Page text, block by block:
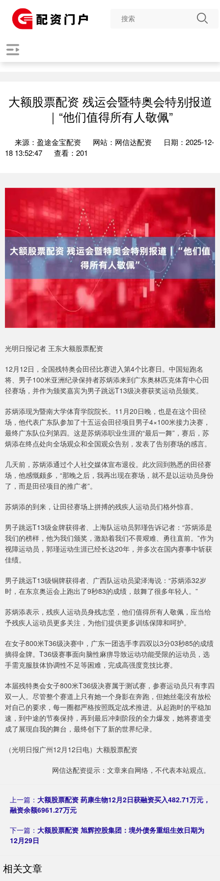
大额股票配资 残运会暨特奥会特别报道
｜“他们值得所有人敬佩”
来源：盈途金宝配资 网站：网信达配资
日期：2025-12-
18 13:52:47
查看：201
光明日报记者 王东大额股票配资
12月12日，全国残特奥会田径比赛进入第4个比赛日。中国短跑名
将、男子100米亚洲纪录保持者苏炳添来到广东奥林匹克体育中心田
径赛场，并作为颁奖嘉宾为男子跳远T13级决赛获奖运动员颁奖。
苏炳添现为暨南大学体育学院院长。11月20日晚，也是在这个田径
场，他代表广东队参加了十五运会田径项目男子4×100米接力决赛，
最终广东队位列第四。这是苏炳添职业生涯的“最后一舞”，赛后，苏
炳添在终点处向全场观众和全国观众告别，发表了告别赛场的感言。
几天前，苏炳添通过个人社交媒体宣布退役。此次回到熟悉的田径赛
场，他感慨颇多，“那晚之后，我再出现在赛场，就不是以运动员身份
了，而是田径项目的推广者”。
苏炳添的到来，让田径赛场上拼搏的残疾人运动员们格外惊喜。
男子跳远T13级金牌获得者、上海队运动员郭瑾告诉记者：“苏炳添是
我们的榜样，他为我们颁奖，激励着我们不畏艰难、勇往直前。”作为
视障运动员，郭瑾运动生涯已经长达20年，并多次在国内赛事中斩获
佳绩。
男子跳远T13级铜牌获得者、广西队运动员梁泽海说：“苏炳添32岁
时，在东京奥运会上跑出了9秒83的成绩，鼓舞了很多年轻人。”
苏炳添表示，残疾人运动员身残志坚，他们值得所有人敬佩，应当给
予残疾人运动员更多关注，为他们提供更多训练保障和呵护。
在女子800米T36级决赛中，广东一团选手李四双以3分03秒85的成绩
摘得金牌。T36级赛事面向脑性麻痹导致运动功能受限的运动员，选
手需克服肢体协调性不足等困难，完成高强度竞技比赛。
本届残特奥会女子800米T36级决赛属于测试赛，参赛运动员只有李四
双一人。尽管整个赛道上只有她一个身影在奔跑，但她丝毫没有放松
对自己的要求，每一圈都严格按照既定战术推进。从起跑时的平稳加
速，到中途的节奏保持，再到最后冲刺阶段的全力爆发，她将赛道变
成了展现自我的舞台，最终创下了新的世界纪录。
（光明日报广州12月12日电）大额股票配资
网信达配资提示：文章来自网络，不代表本站观点。
上一篇： 大额股票配资 药康生物12月2日获融资买入482.71万元，
融资余额6961.27万元
下一篇： 大额股票配资 旭辉控股集团：境外债务重组生效日期为
12月29日
相关文章